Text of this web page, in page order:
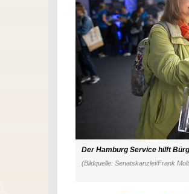
Der Hamburg Service hilft
(Bildquelle: Senatskanzlei/Frank